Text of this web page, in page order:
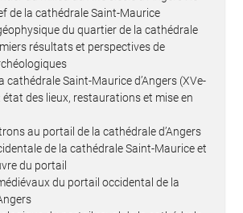
de la cathédrale Saint-Maurice
du quartier de la cathédrale
résultats et perspectives de
cathédrale Saint-Maurice d’Angers (XVe-
état des lieux, restaurations et mise en
au portail de la cathédrale d’Angers
de la cathédrale Saint-Maurice et
du portail
du portail occidental de la